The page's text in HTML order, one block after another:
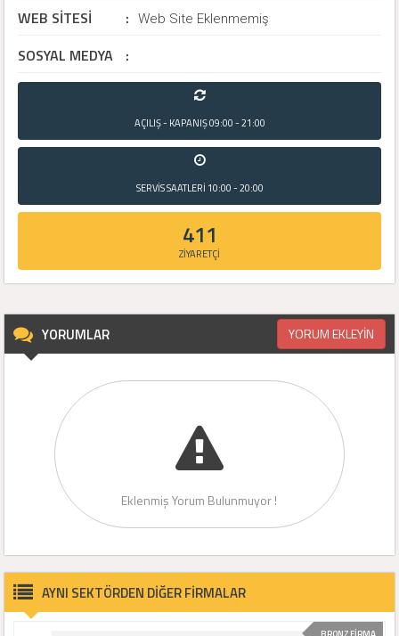
WEB SİTESİ : Web Site Eklenmemiş
SOSYAL MEDYA :
AÇILIŞ - KAPANIŞ09:00 - 21:00
SERVİS SAATLERİ 10:00 - 20:00
411
ZİYARETÇİ
YORUMLAR YORUM EKLEYİN
Eklenmiş Yorum Bulunmuyor !
AYNI SEKTÖRDEN DİĞER FİRMALAR